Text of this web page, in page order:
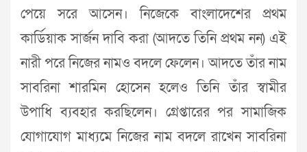
পেয়ে সরে আসেন। নিজেকে বাংলাদেশের প্রথম
কার্ডিয়াক সার্জন দাবি করা (আদতে তিনি প্রথম নন) এই
নারী পরে নিজের নামও বদলে ফেলেন। আদতে তাঁর নাম
সাবরিনা শারমিন হোসেন হলেও তিনি তাঁর স্বামীর
উপাধি ব্যবহার করছিলেন। গ্রেপ্তারের পর সামাজিক
যোগাযোগ মাধ্যমে নিজের নাম বদলে রাখেন সাবরিনা